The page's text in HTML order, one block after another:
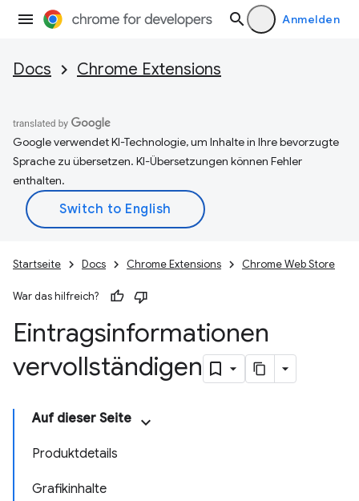
Anmelden
Docs Chrome Extensions
Google verwendet KI-Technologie, um Inhalte in Ihre bevorzugte
Sprache zu übersetzen. KI-Übersetzungen können Fehler
enthalten.
Startseite Docs Chrome Extensions Chrome Web Store
War das hilfreich?
Eintragsinformationen
vervollständigen
Auf dieser Seite
Produktdetails
Grafikinhalte